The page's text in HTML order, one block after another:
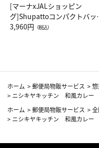
[マーナxJALショッピン
グ]Shupattoコンパクトバッ
Drop JAL客室乗務員（LC）ス
3,960円 （税込）
ホーム >郵便局物販サービス >
> ニシキヤキッチン 和風カレ
ホーム >郵便局物販サービス >
> ニシキヤキッチン 和風カレ